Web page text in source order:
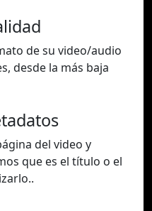
de su video/audio
desde la más baja
del video y
que es el título o el